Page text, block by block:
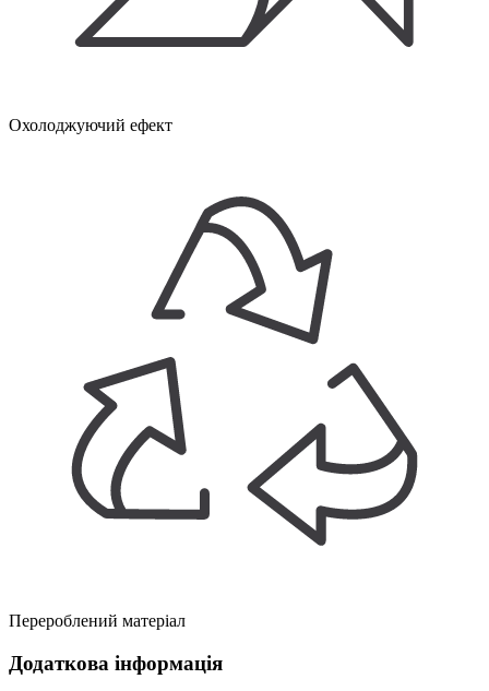
Охолоджуючий ефект
Перероблений матеріал
Додаткова інформація